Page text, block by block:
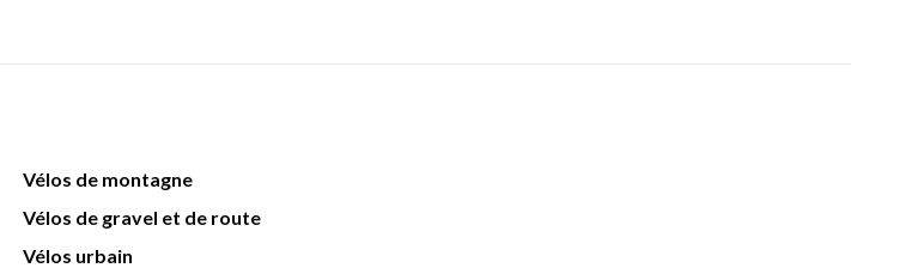
Vélos de montagne
Vélos de gravel et de route
Vélos urbain